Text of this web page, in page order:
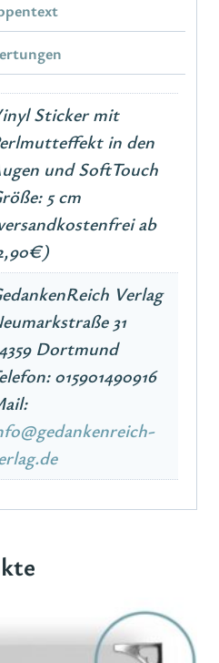
Sticker mit
in den
und SoftTouch
5 cm
ab
Verlag
31
Dortmund
015901490916